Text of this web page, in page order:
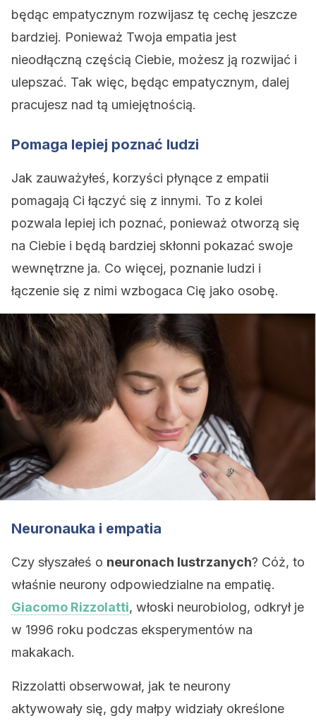
będąc empatycznym rozwijasz tę cechę jeszcze
bardziej. Ponieważ Twoja empatia jest
nieodłączną częścią Ciebie, możesz ją rozwijać i
ulepszać. Tak więc, będąc empatycznym, dalej
pracujesz nad tą umiejętnością.
Pomaga lepiej poznać ludzi
Jak zauważyłeś, korzyści płynące z empatii
pomagają Ci łączyć się z innymi. To z kolei
pozwala lepiej ich poznać, ponieważ otworzą się
na Ciebie i będą bardziej skłonni pokazać swoje
wewnętrzne ja. Co więcej, poznanie ludzi i
łączenie się z nimi wzbogaca Cię jako osobę.
Neuronauka i empatia
Czy słyszałeś o neuronach lustrzanych? Cóż, to
właśnie neurony odpowiedzialne na empatię.
Giacomo Rizzolatti, włoski neurobiolog, odkrył je
w 1996 roku podczas eksperymentów na
makakach.
Rizzolatti obserwował, jak te neurony
aktywowały się, gdy małpy widziały określone